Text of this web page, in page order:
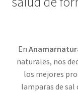
En
naturales, nos
los mejores
lamparas de